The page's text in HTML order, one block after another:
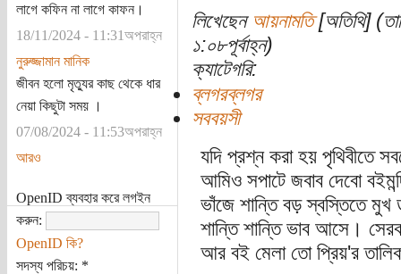
লাগে কফিন না লাগে কাফন।
18/11/2024 - 11:31অপরাহ্ন
নুরুজ্জামান মানিক
জীবন হলো মৃত্যুর কাছ থেকে ধার
নেয়া কিছুটা সময় ।
07/08/2024 - 11:53অপরাহ্ন
আরও
OpenID ব্যবহার করে লগইন
করুন:
OpenID কি?
সদস্য পরিচয়: *
লিখেছেন আয়নামতি[অতিথি]
১:০৮পূর্বাহ্ন)
ক্যাটেগরি:
ব্লগরব্লগর
সববয়সী
যদি প্রশ্ন করা হয় পৃথিবীতে
আমিও সপাটে জবাব দেবো
ভাঁজে শান্তি বড় স্বস্তিতে মুখ
শান্তি শান্তি ভাব আসে।
আর বই মেলা তো প্রিয়'র